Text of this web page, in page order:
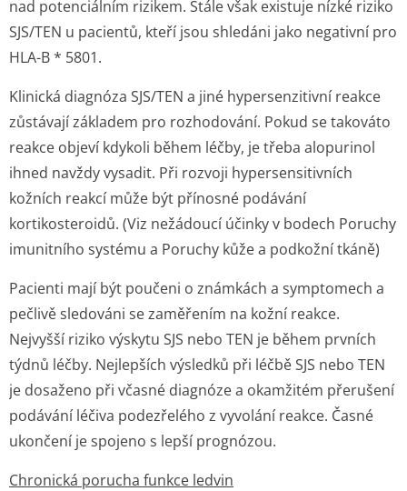
nad potenciálním rizikem. Stále však existuje nízké riziko
SJS/TEN u pacientů, kteří jsou shledáni jako negativní pro
HLA-B * 5801.
Klinická diagnóza SJS/TEN a jiné hypersenzitivní reakce
zůstávají základem pro rozhodování. Pokud se takováto
reakce objeví kdykoli během léčby, je třeba alopurinol
ihned navždy vysadit. Při rozvoji hypersensitivních
kožních reakcí může být přínosné podávání
kortikosteroidů. (Viz nežádoucí účinky v bodech Poruchy
imunitního systému a Poruchy kůže a podkožní tkáně)
Pacienti mají být poučeni o známkách a symptomech a
pečlivě sledováni se zaměřením na kožní reakce.
Nejvyšší riziko výskytu SJS nebo TEN je během prvních
týdnů léčby. Nejlepších výsledků při léčbě SJS nebo TEN
je dosaženo při včasné diagnóze a okamžitém přerušení
podávání léčiva podezřelého z vyvolání reakce. Časné
ukončení je spojeno s lepší prognózou.
Chronická porucha funkce ledvin